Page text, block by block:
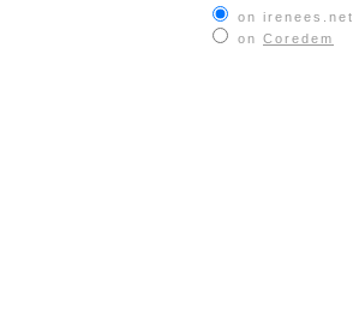
on irenees.net
on Coredem